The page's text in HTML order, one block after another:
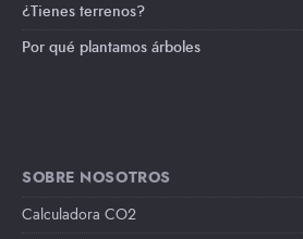
¿Tienes terrenos?
Por qué plantamos árboles
SOBRE NOSOTROS
Calculadora CO2